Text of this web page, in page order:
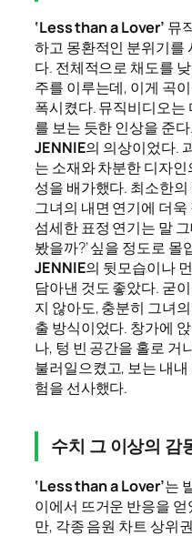
‘Less than a Lover’ 뮤
하고 몽환적인 분위기를
다. 전체적으로 채도를
주를 이루는데, 이게 곡
폭시켰다. 뮤직비디오는
를 보는 듯한 인상을 준
JENNIE의 의상이었다.
는 소재와 차분한 디자
성을 배가했다. 최소한
그녀의 내면 연기에 더
섬세한 표정 연기는 말
봤을까?’ 싶을 정도로
JENNIE의 뒷모습이나
담아낸 것도 좋았다. 굳
지 않아도, 충분히 그녀
출 방식이었다. 창가에
나, 텅 빈 공간을 홀로 거
불러일으켰고, 보는 내
험을 선사했다.
수치 그 이상의 감
‘Less than a Lover’는
이에서 뜨거운 반응을
만, 각종 음원 차트 상위